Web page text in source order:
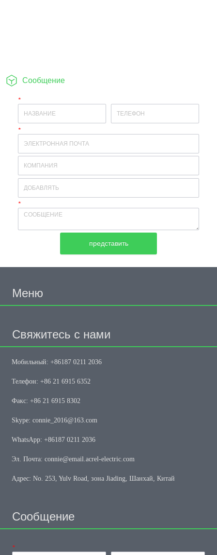
Сообщение
*Имя
*почтовый ящик
*оставить сообщение
представить
Меню
Свяжитесь с нами
Мобильный: +86187 0211 2036
Телефон: +86 21 6915 6352
Факс: +86 21 6915 8302
Skype: connie_2016@163.com
WhatsApp: +86187 0211 2036
Эл. Почта: connie@email.acrel-electric.com
Адрес: No. 253, Yulv Road, зона Jiading, Шанхай, Китай
Сообщение
*Имя